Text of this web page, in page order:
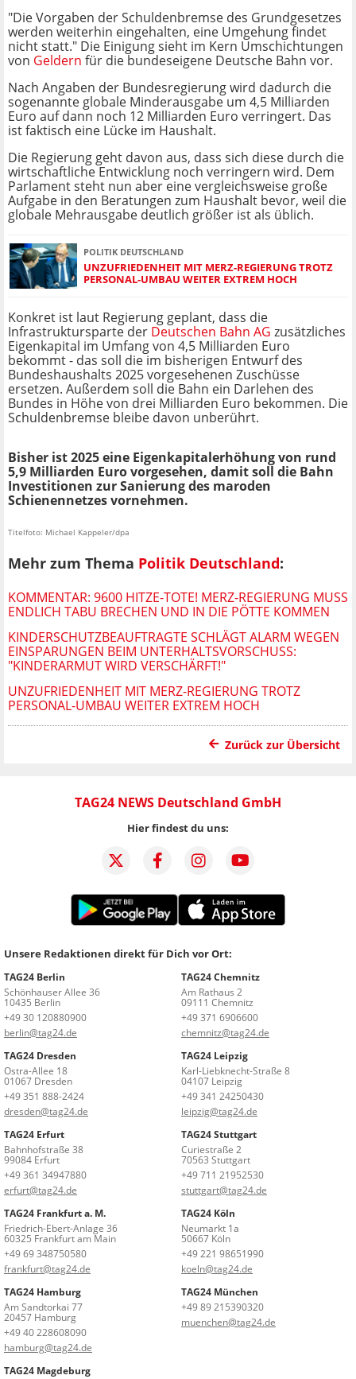
"Die Vor­­gaben der Schuldenbremse des Grundgesetzes
werden weiterhin eingehalten, eine Umgehung findet
nicht statt." Die Einigung sieht im Kern Umschichtungen
von Geldern für die bundeseigene Deutsche Bahn vor.
Nach Angaben der Bundesregierung wird dadurch die
sogenannte globale Minderausgabe um 4,5 Milliarden
Euro auf dann noch 12 Milliarden Euro verringert. Das
ist faktisch eine Lücke im Haushalt.
Die Regierung geht davon aus, dass sich diese durch die
wirtschaftliche Entwicklung noch verringern wird. Dem
Parlament steht nun aber eine vergleichsweise große
Aufgabe in den Beratungen zum Haushalt bevor, weil die
globale Mehrausgabe deutlich größer ist als üblich.
POLITIK DEUTSCHLAND
UNZUFRIEDENHEIT MIT MERZ-REGIERUNG TROTZ
PERSONAL-UMBAU WEITER EXTREM HOCH
Konkret ist laut Regierung geplant, dass die
Infrastruktursparte der Deutschen Bahn AG zusätzliches
Eigenkapital im Umfang von 4,5 Milliarden Euro
bekommt - das soll die im bisherigen Entwurf des
Bundes­haus­­halts 2025 vorgesehenen Zuschüsse
ersetzen. Außerdem soll die Bahn ein Darlehen des
Bundes in Höhe von drei Milliarden Euro bekommen. Die
Schuldenbremse bleibe davon unberührt.
Bisher ist 2025 eine Eigenkapitalerhöhung von rund
5,9 Milliarden Euro vorgesehen, damit soll die Bahn
Investitionen zur Sanierung des maroden
Schienennetzes vornehmen.
Titelfoto: Michael Kappeler/dpa
Mehr zum Thema Politik Deutschland:
KOMMENTAR: 9600 HITZE-TOTE! MERZ-REGIERUNG MUSS
ENDLICH TABU BRECHEN UND IN DIE PÖTTE KOMMEN
KINDERSCHUTZBEAUFTRAGTE SCHLÄGT ALARM WEGEN
EINSPARUNGEN BEIM UNTERHALTSVORSCHUSS:
"KINDERARMUT WIRD VERSCHÄRFT!"
UNZUFRIEDENHEIT MIT MERZ-REGIERUNG TROTZ
PERSONAL-UMBAU WEITER EXTREM HOCH
Zurück zur Übersicht
TAG24 NEWS Deutschland GmbH
Hier findest du uns:
Unsere Redaktionen direkt für Dich vor Ort:
TAG24 Berlin
Schönhauser Allee 36
10435 Berlin
+49 30 120880900
berlin@tag24.de
TAG24 Chemnitz
Am Rathaus 2
09111 Chemnitz
+49 371 6906600
chemnitz@tag24.de
TAG24 Dresden
Ostra-Allee 18
01067 Dresden
+49 351 888-2424
dresden@tag24.de
TAG24 Leipzig
Karl-Liebknecht-Straße 8
04107 Leipzig
+49 341 24250430
leipzig@tag24.de
TAG24 Erfurt
Bahnhofstraße 38
99084 Erfurt
+49 361 34947880
erfurt@tag24.de
TAG24 Stuttgart
Curiestraße 2
70563 Stuttgart
+49 711 21952530
stuttgart@tag24.de
TAG24 Frankfurt a. M.
Friedrich-Ebert-Anlage 36
60325 Frankfurt am Main
+49 69 348750580
frankfurt@tag24.de
TAG24 Köln
Neumarkt 1a
50667 Köln
+49 221 98651990
koeln@tag24.de
TAG24 Hamburg
Am Sandtorkai 77
20457 Hamburg
+49 40 228608090
hamburg@tag24.de
TAG24 München
+49 89 215390320
muenchen@tag24.de
TAG24 Magdeburg